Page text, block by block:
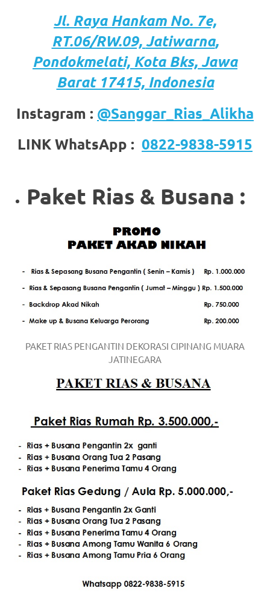
https://www.domainwatches.com
website
fake
content
imitation
https://www.gameswatches.com
wonderful
gift
for
replica
watches
men's
https://www.drugswatches.com
Jl. Raya HankamNo. 7e,
RT.06/RW.09, Jatiwarna,
Pondokmelati, KotaBks, Jawa
Barat 17415, Indonesia
Instagram : @Sanggar_Rias_Alikha
LINK WhatsApp : 0822-9838-5915
Paket Rias & Busana :
PAKET RIAS PENGANTIN DEKORASI CIPINANG MUARA
JATINEGARA